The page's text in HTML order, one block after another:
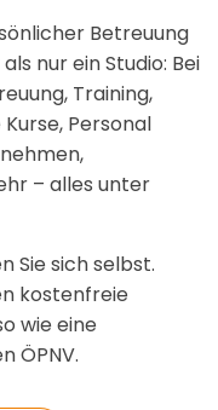
Betreuung
nur ein Studio: Bei
Training,
Personal
– alles unter
Sie sich selbst.
kostenfreie
wie eine
ÖPNV.